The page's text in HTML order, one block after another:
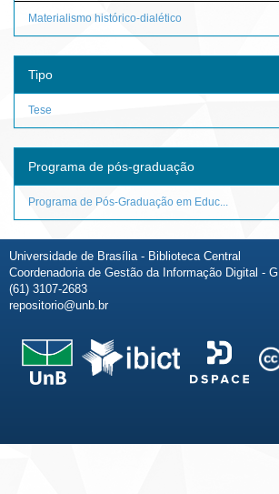
Materialismo histórico-dialético
Tipo
Tese
Programa de pós-graduação
Programa de Pós-Graduação em Educ...
Universidade de Brasília - Biblioteca Central
Coordenadoria de Gestão da Informação Digital -
(61) 3107-2683
repositorio@unb.br